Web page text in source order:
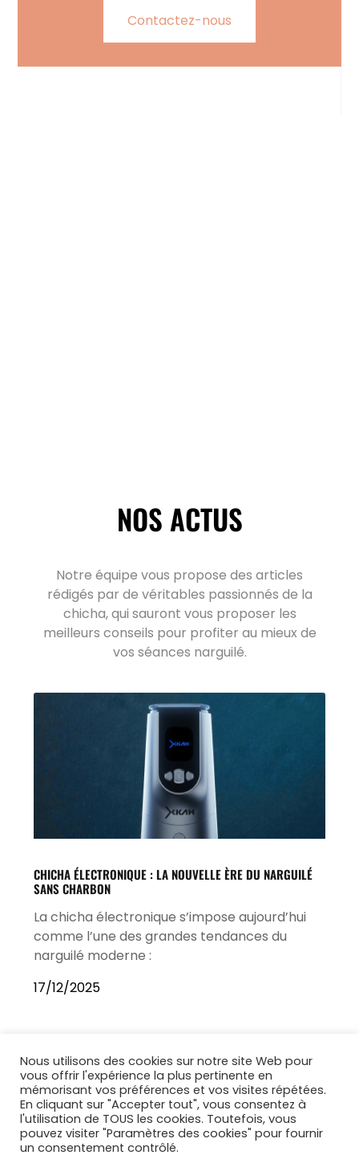
NOS ACTUS
Notre équipe vous propose des articles
rédigés par de véritables passionnés de la
chicha, qui sauront vous proposer les
meilleurs conseils pour profiter au mieux de
vos séances narguilé.
CHICHA ÉLECTRONIQUE : LA NOUVELLE ÈRE DU NARGUILÉ
SANS CHARBON
La chicha électronique s’impose aujourd’hui
comme l’une des grandes tendances du
narguilé moderne :
17/12/2025
Contactez-nous
Nous utilisons des cookies sur notre site Web pour
vous offrir l'expérience la plus pertinente en
mémorisant vos préférences et vos visites répétées.
En cliquant sur "Accepter tout", vous consentez à
l'utilisation de TOUS les cookies. Toutefois, vous
pouvez visiter "Paramètres des cookies" pour fournir
un consentement contrôlé.